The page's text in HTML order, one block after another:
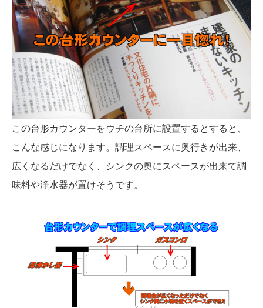
この台形カウンターをウチの台所に設置するとすると、
こんな感じになります。調理スペースに奥行きが出来、
広くなるだけでなく、シンクの奥にスペースが出来て調
味料や浄水器が置けそうです。